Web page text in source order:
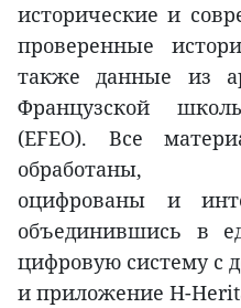
исторические и
проверенные
также данные из
Французской
(EFEO). Все
обработаны,
оцифрованы и
объединившись в
цифровую систему с
и приложение H-